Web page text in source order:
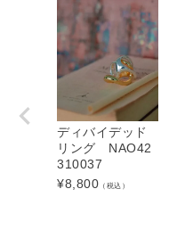
ディバイデッド
リング NAO42
310037
¥8,800 （税込）